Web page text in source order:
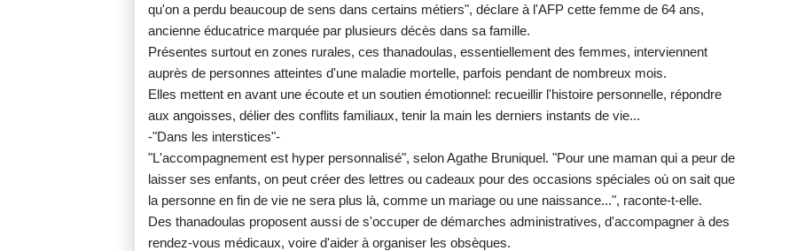
qu'on a perdu beaucoup de sens dans certains métiers", déclare à l'AFP cette femme de 64 ans,
ancienne éducatrice marquée par plusieurs décès dans sa famille.
Présentes surtout en zones rurales, ces thanadoulas, essentiellement des femmes, interviennent
auprès de personnes atteintes d'une maladie mortelle, parfois pendant de nombreux mois.
Elles mettent en avant une écoute et un soutien émotionnel: recueillir l'histoire personnelle, répondre
aux angoisses, délier des conflits familiaux, tenir la main les derniers instants de vie...
-"Dans les interstices"-
"L'accompagnement est hyper personnalisé", selon Agathe Bruniquel. "Pour une maman qui a peur de
laisser ses enfants, on peut créer des lettres ou cadeaux pour des occasions spéciales où on sait que
la personne en fin de vie ne sera plus là, comme un mariage ou une naissance...", raconte-t-elle.
Des thanadoulas proposent aussi de s'occuper de démarches administratives, d'accompagner à des
rendez-vous médicaux, voire d'aider à organiser les obsèques.